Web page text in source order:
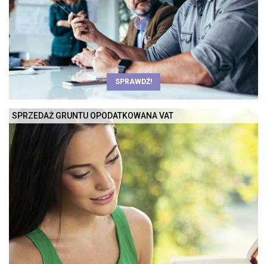
SPRAWDŹ!
SPRZEDAŻ GRUNTU OPODATKOWANA VAT